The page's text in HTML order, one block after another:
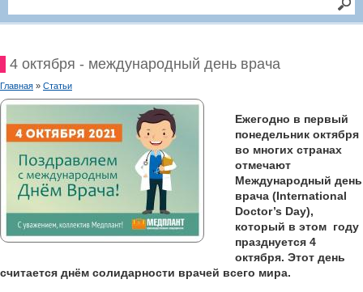
4 октября - международный день врача
Главная » Статьи
Ежегодно в первый
понедельник октября
во многих странах
отмечают
Международный день
врача (International
Doctor’s Day),
который в этом году
празднуется 4
октября. Этот день
считается днём солидарности врачей всего мира.